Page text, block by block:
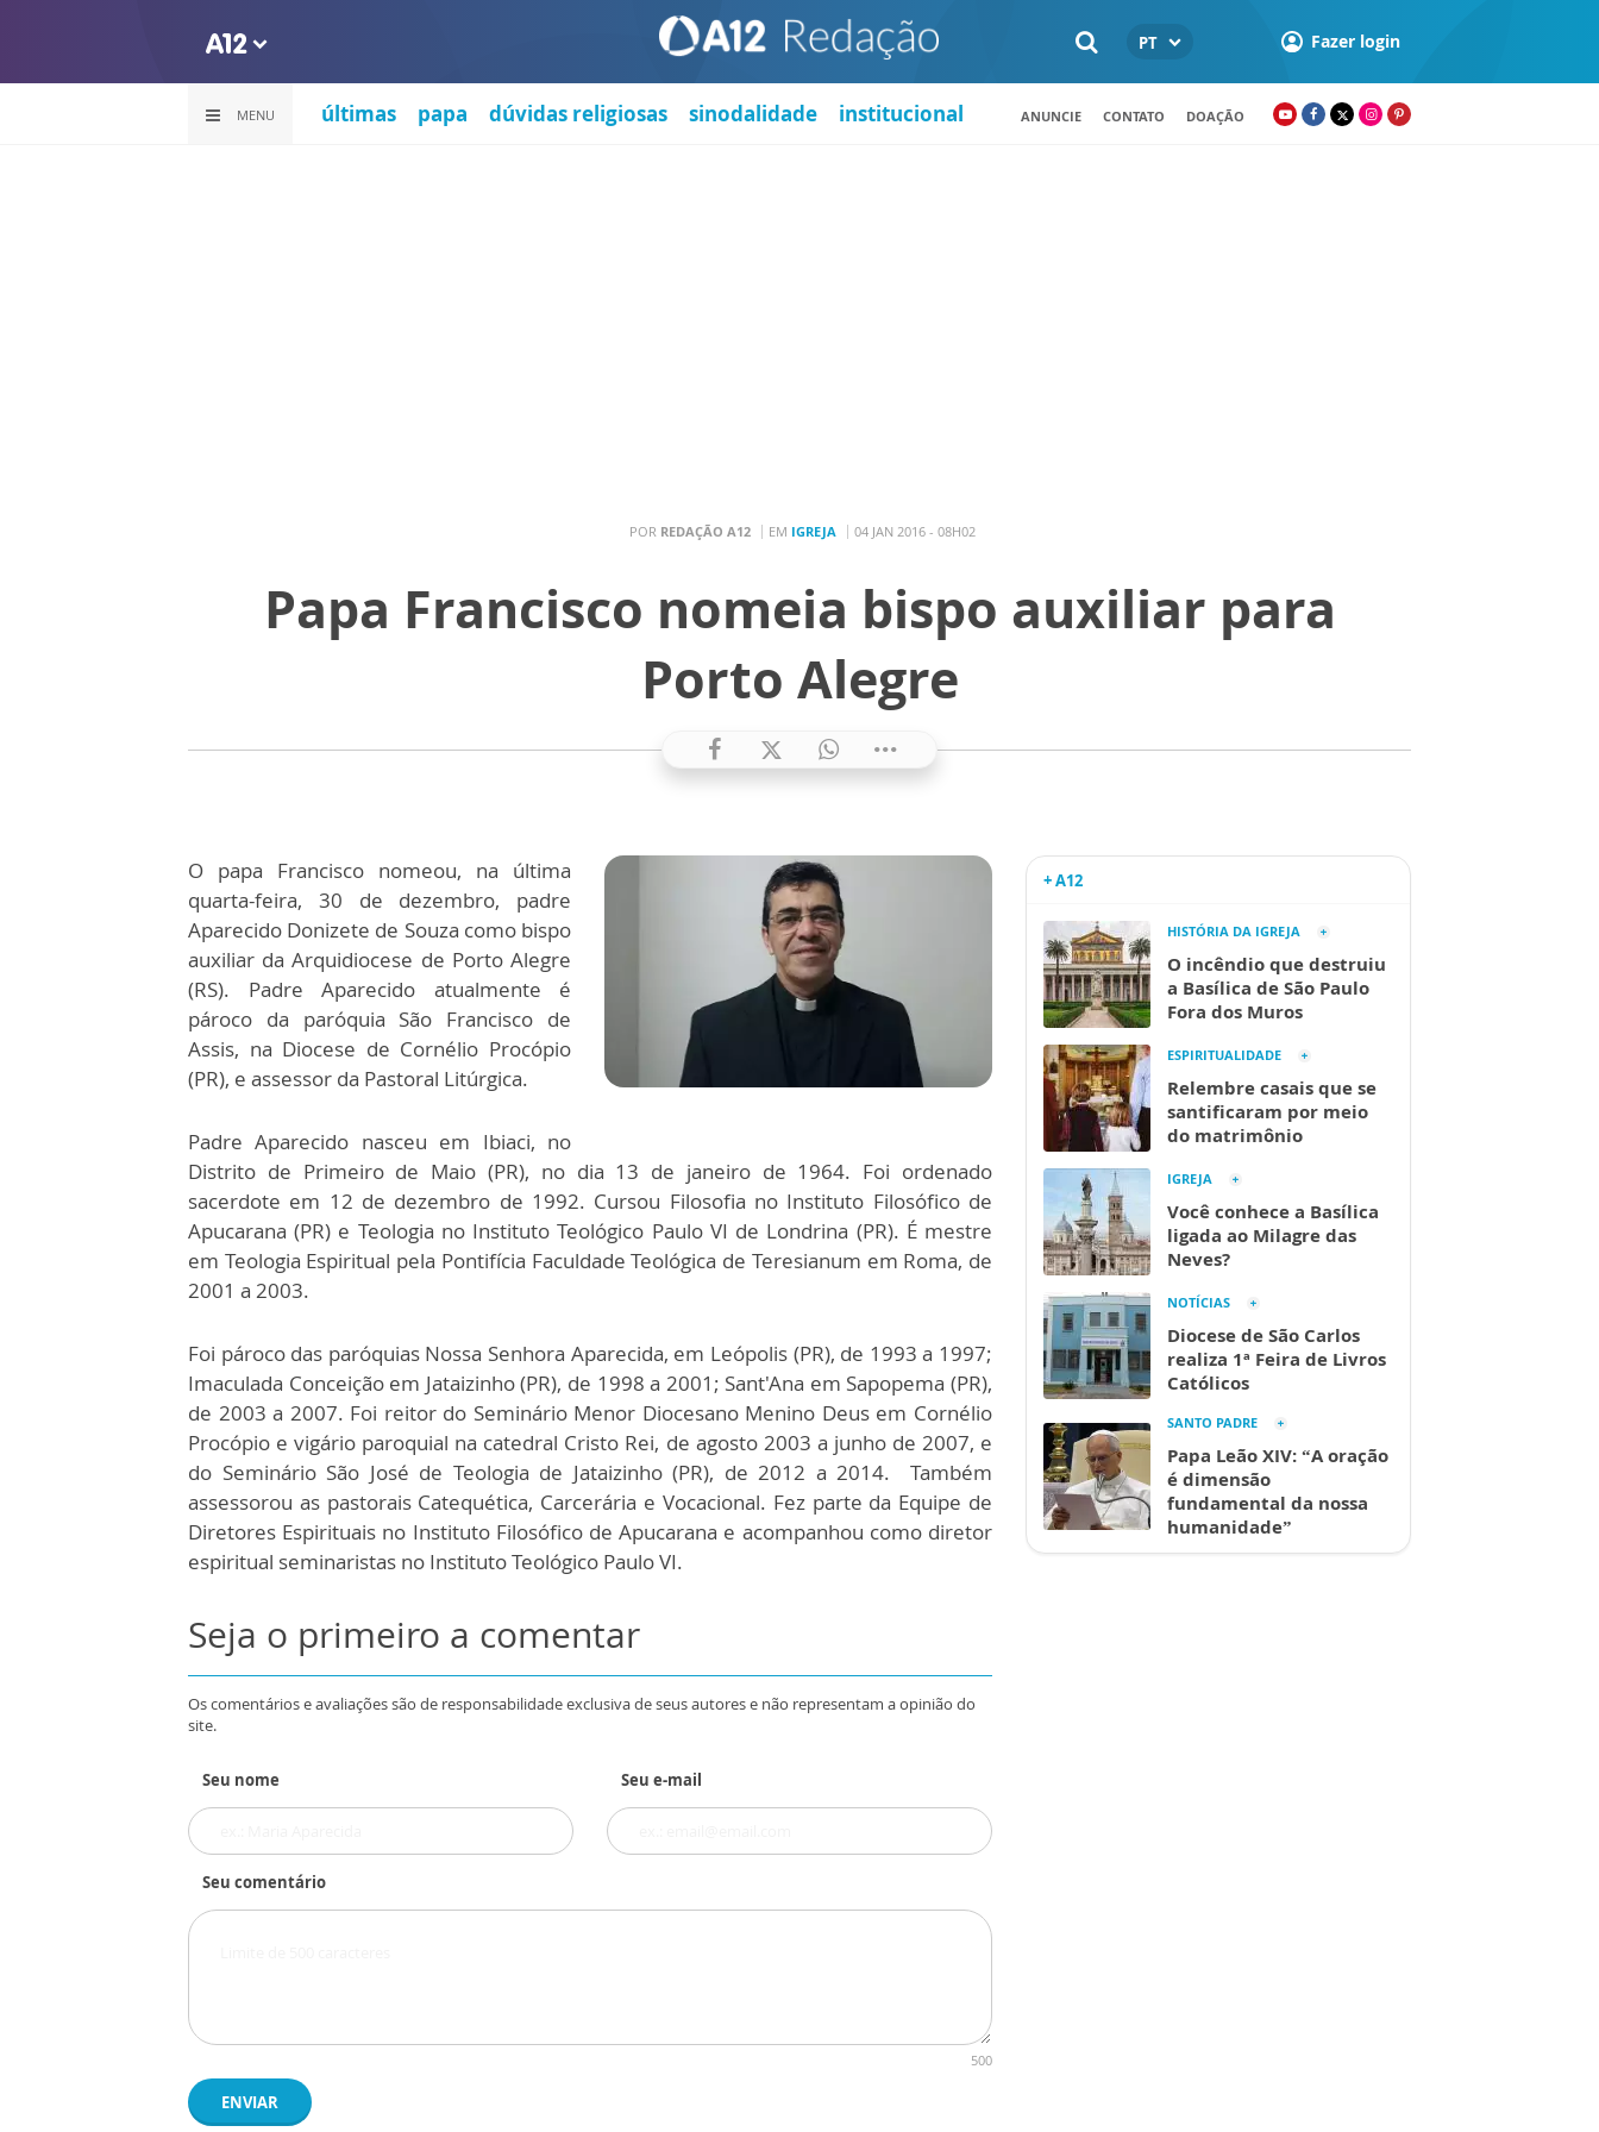
PT Fazer login
MENU últimas papa dúvidas religiosas sinodalidade institucional ANUNCIE CONTATO DOAÇÃO
POR REDAÇÃO A12 EM IGREJA 04 JAN 2016 - 08H02
Papa Francisco nomeia bispo auxiliar para
Porto Alegre
O papa Francisco nomeou, na última
quarta-feira, 30 de dezembro, padre
Aparecido Donizete de Souza como bispo
auxiliar da Arquidiocese de Porto Alegre
(RS). Padre Aparecido atualmente é
pároco da paróquia São Francisco de
Assis, na Diocese de Cornélio Procópio
(PR), e assessor da Pastoral Litúrgica.
Padre Aparecido nasceu em Ibiaci, no
Distrito de Primeiro de Maio (PR), no dia 13 de janeiro de 1964. Foi ordenado
sacerdote em 12 de dezembro de 1992. Cursou Filosofia no Instituto Filosófico de
Apucarana (PR) e Teologia no Instituto Teológico Paulo VI de Londrina (PR). É mestre
em Teologia Espiritual pela Pontifícia Faculdade Teológica de Teresianum em Roma, de
2001 a 2003.
Foi pároco das paróquias Nossa Senhora Aparecida, em Leópolis (PR), de 1993 a 1997;
Imaculada Conceição em Jataizinho (PR), de 1998 a 2001; Sant'Ana em Sapopema (PR),
de 2003 a 2007. Foi reitor do Seminário Menor Diocesano Menino Deus em Cornélio
Procópio e vigário paroquial na catedral Cristo Rei, de agosto 2003 a junho de 2007, e
do Seminário São José de Teologia de Jataizinho (PR), de 2012 a 2014. Também
assessorou as pastorais Catequética, Carcerária e Vocacional. Fez parte da Equipe de
Diretores Espirituais no Instituto Filosófico de Apucarana e acompanhou como diretor
espiritual seminaristas no Instituto Teológico Paulo VI.
Seja o primeiro a comentar
Os comentários e avaliações são de responsabilidade exclusiva de seus autores e não representam a opinião do
site.
Seu nome Seu e-mail
Seu comentário
500
ENVIAR
+ A12
HISTÓRIA DA IGREJA
O incêndio que destruiu
a Basílica de São Paulo
Fora dos Muros
ESPIRITUALIDADE
Relembre casais que se
santificaram por meio
do matrimônio
IGREJA
Você conhece a Basílica
ligada ao Milagre das
Neves?
NOTÍCIAS
Diocese de São Carlos
realiza 1ª Feira de Livros
Católicos
SANTO PADRE
Papa Leão XIV: “A oração
é dimensão
fundamental da nossa
humanidade”